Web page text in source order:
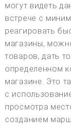
могут видеть
встрече с
реагировать
магазины,
товаров, дать
определенном
магазине. Это
с
просмотра
созданием